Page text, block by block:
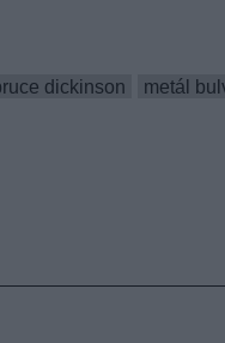
dickinson metál